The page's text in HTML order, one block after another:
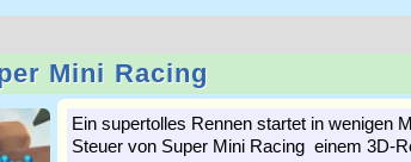
Mini Racing
Ein supertolles Rennen startet in wenigen
Steuer von Super Mini Racing  einem